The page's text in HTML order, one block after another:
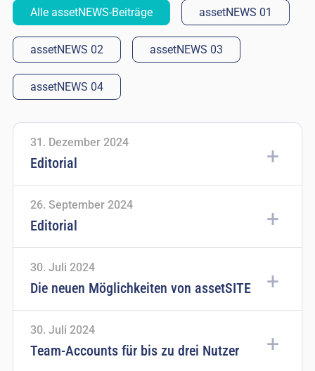
Alle assetNEWS-Beiträge assetNEWS 01
assetNEWS 02 assetNEWS 03
assetNEWS 04
31. Dezember 2024
Editorial
26. September 2024
Editorial
30. Juli 2024
Die neuen Möglichkeiten von assetSITE
30. Juli 2024
Team-Accounts für bis zu drei Nutzer